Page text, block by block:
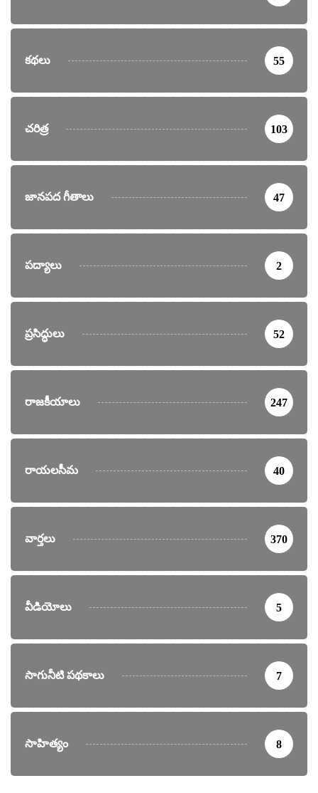
కథలు 55
చరిత్ర 103
జానపద గీతాలు 47
పద్యాలు 2
ప్రసిద్ధులు 52
రాజకీయాలు 247
రాయలసీమ 40
వార్తలు 370
వీడియోలు 5
సాగునీటి పథకాలు 7
సాహిత్యం 8